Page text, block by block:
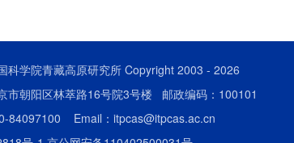
科学院青藏高原研究所 Copyright 2003 - 2026
市朝阳区林萃路16号院3号楼 邮政编码：100101
84097100 Email：itpcas@itpcas.ac.cn